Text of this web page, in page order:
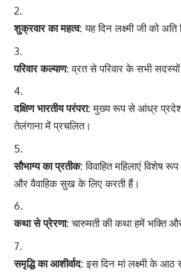
शुक्रवार का महत्व: यह दिन लक्ष्मी जी को अति
परिवार कल्याण: व्रत से परिवार के सभी
दक्षिण भारतीय परंपरा: मुख्य रूप से आंध्र
तेलंगाना में प्रचलित।
सौभाग्य का प्रतीक: विवाहित महिलाएं विशेष
और वैवाहिक सुख के लिए करती हैं।
कथा से प्रेरणा: चारुमती की कथा हमें भक्ति और
समृद्धि का आशीर्वाद: इस दिन मां लक्ष्मी के आठ